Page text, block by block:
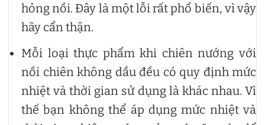
hỏng nồi. Đây là một lỗi rất phổ biến, vì vậy
hãy cẩn thận.
Mỗi loại thực phẩm khi chiên nướng với
nồi chiên không dầu đều có quy định mức
nhiệt và thời gian sử dụng là khác nhau. Vì
thế bạn không thể áp dụng mức nhiệt và